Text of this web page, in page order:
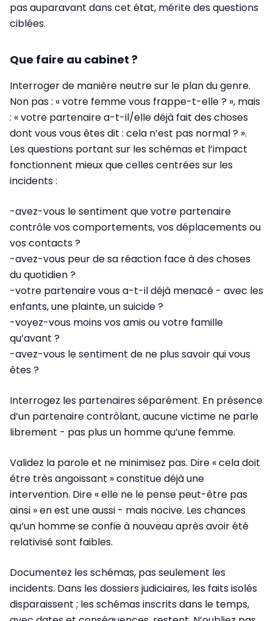
pas auparavant dans cet état, mérite des questions
ciblées.
Que faire au cabinet ?
Interroger de manière neutre sur le plan du genre.
Non pas : « votre femme vous frappe-t-elle ? », mais
: « votre partenaire a-t-il/elle déjà fait des choses
dont vous vous êtes dit : cela n’est pas normal ? ».
Les questions portant sur les schémas et l’impact
fonctionnent mieux que celles centrées sur les
incidents :
-avez-vous le sentiment que votre partenaire
contrôle vos comportements, vos déplacements ou
vos contacts ?
-avez-vous peur de sa réaction face à des choses
du quotidien ?
-votre partenaire vous a-t-il déjà menacé - avec les
enfants, une plainte, un suicide ?
-voyez-vous moins vos amis ou votre famille
qu’avant ?
-avez-vous le sentiment de ne plus savoir qui vous
êtes ?
Interrogez les partenaires séparément. En présence
d’un partenaire contrôlant, aucune victime ne parle
librement - pas plus un homme qu’une femme.
Validez la parole et ne minimisez pas. Dire « cela doit
être très angoissant » constitue déjà une
intervention. Dire « elle ne le pense peut-être pas
ainsi » en est une aussi - mais nocive. Les chances
qu’un homme se confie à nouveau après avoir été
relativisé sont faibles.
Documentez les schémas, pas seulement les
incidents. Dans les dossiers judiciaires, les faits isolés
disparaissent ; les schémas inscrits dans le temps,